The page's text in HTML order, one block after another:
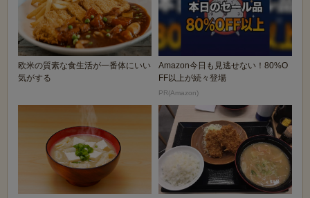
欧米の質素な食生活が一番体にいい
気がする
Amazon今日も見逃せない！80%O
FF以上が続々登場
PR(Amazon)